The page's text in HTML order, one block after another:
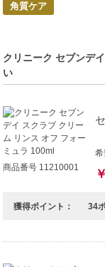
Product
角質ケア
クリニーク セブンデ
い
商品番号 11210001 ￥
獲得ポイント： 34